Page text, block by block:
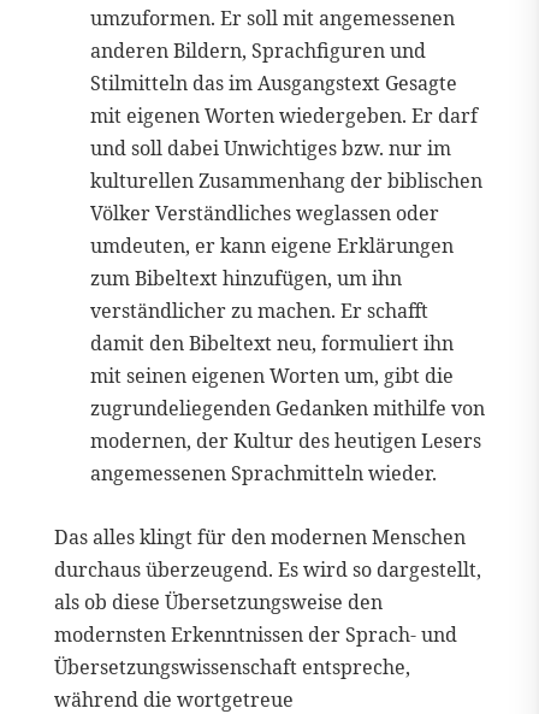
umzuformen. Er soll mit angemessenen
anderen Bildern, Sprachfiguren und
Stilmitteln das im Ausgangstext Gesagte
mit eigenen Worten wiedergeben. Er darf
und soll dabei Unwichtiges bzw. nur im
kulturellen Zusammenhang der biblischen
Völker Verständliches weglassen oder
umdeuten, er kann eigene Erklärungen
zum Bibeltext hinzufügen, um ihn
verständlicher zu machen. Er schafft
damit den Bibeltext neu, formuliert ihn
mit seinen eigenen Worten um, gibt die
zugrundeliegenden Gedanken mithilfe von
modernen, der Kultur des heutigen Lesers
angemessenen Sprachmitteln wieder.
Das alles klingt für den modernen Menschen
durchaus überzeugend. Es wird so dargestellt,
als ob diese Übersetzungsweise den
modernsten Erkenntnissen der Sprach- und
Übersetzungswissenschaft entspreche,
während die wortgetreue